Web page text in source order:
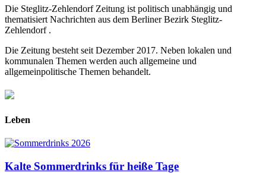
Die Steglitz-Zehlendorf Zeitung ist politisch unabhängig und
thematisiert Nachrichten aus dem Berliner Bezirk Steglitz-
Zehlendorf .
Die Zeitung besteht seit Dezember 2017. Neben lokalen und
kommunalen Themen werden auch allgemeine und
allgemeinpolitische Themen behandelt.
Leben
Kalte Sommerdrinks für heiße Tage